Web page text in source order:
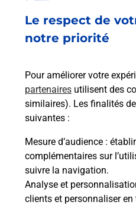
Le respect de
notre priorité
Pour améliorer votre
partenaires utilisent des
similaires). Les finalités
suivantes :
Mesure d’audience :
complémentaires sur
suivre la navigation.
Analyse et
clients et personnaliser
Acheter un iPhone
Vous recherchez un
de chez vous ?
téléphones iPhone Apple
Poste à TOULOUSE